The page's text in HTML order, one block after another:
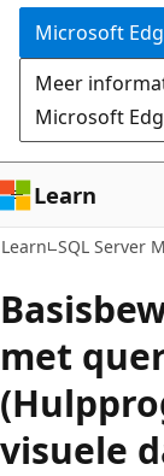
Microsoft
Meer
Microsoft
Learn
Learn SQL Server
met
visuele